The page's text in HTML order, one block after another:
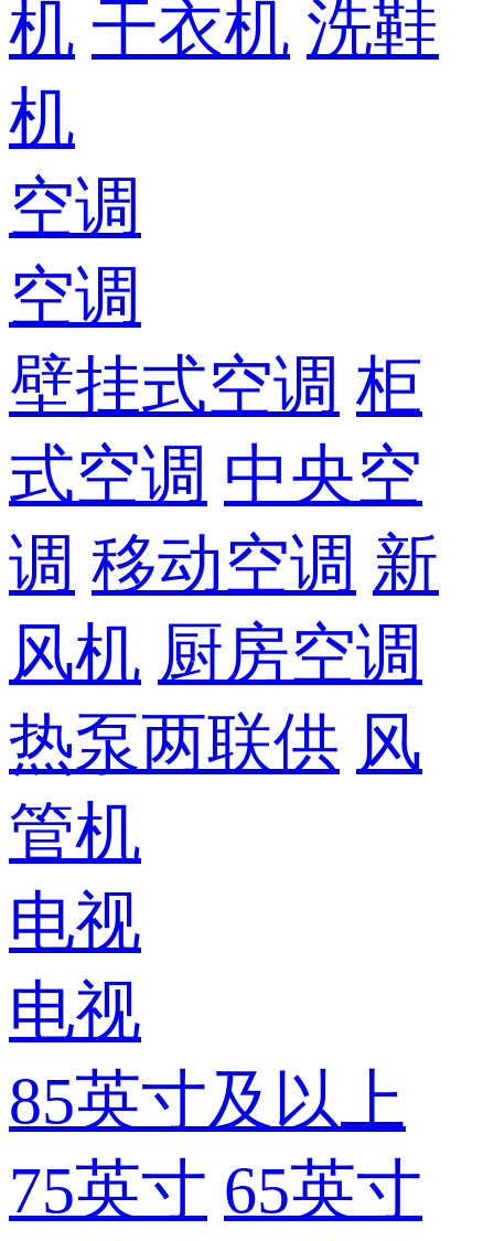
机 干衣机 洗鞋
机
空调
空调
壁挂式空调 柜
式空调 中央空
调 移动空调 新
风机 厨房空调
热泵两联供 风
管机
电视
电视
85英寸及以上
75英寸 65英寸